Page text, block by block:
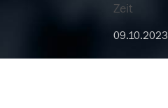
Zeit
09.10.2023